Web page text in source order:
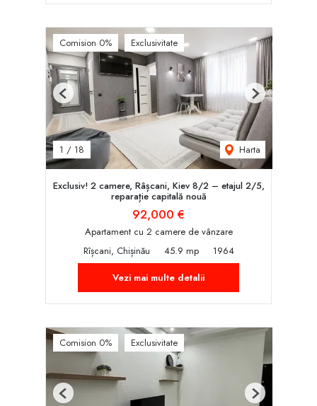
Comision 0% Exclusivitate
1 / 18 Harta
Previous Next
Exclusiv! 2 camere, Râșcani, Kiev 8/2 – etajul 2/5,
reparație capitală nouă
92,000 €
Apartament cu 2 camere de vânzare
Rîșcani, Chișinău
45.9 mp
1964
Vezi mai multe detalii
Comision 0% Exclusivitate
Previous Next